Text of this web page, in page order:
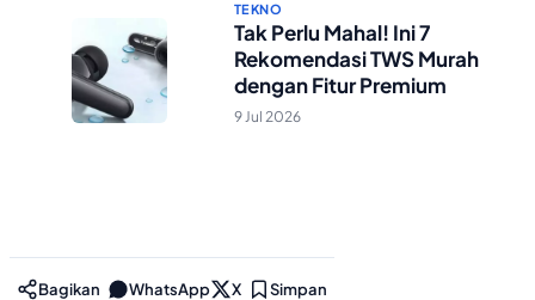
TEKNO
Tak Perlu Mahal! Ini 7
Rekomendasi TWS Murah
dengan Fitur Premium
9 Jul 2026
Bagikan WhatsApp X Simpan